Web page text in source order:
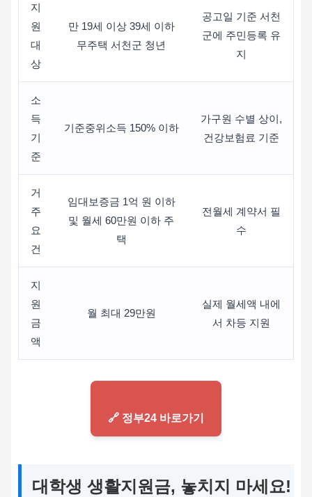
지
원
대
상
만 19세 이상 39세 이하
무주택 서천군 청년
공고일 기준 서천
군에 주민등록 유
지
소
득
기
준
기준중위소득 150% 이하
가구원 수별 상이,
건강보험료 기준
거
주
요
건
임대보증금 1억 원 이하
및 월세 60만원 이하 주
택
전월세 계약서 필
수
지
원
금
액
월 최대 29만원
실제 월세액 내에
서 차등 지원
🔗 정부24 바로가기
대학생 생활지원금, 놓치지 마세요!